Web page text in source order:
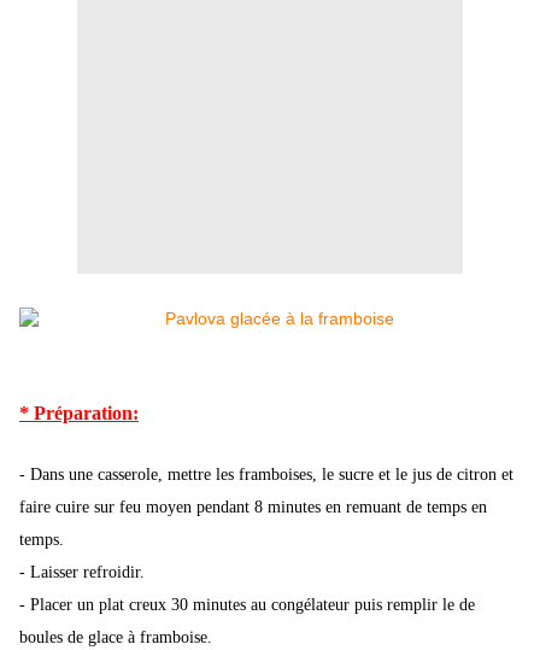
* Préparation:
- Dans une casserole, mettre les framboises, le sucre et le jus de citron et
faire cuire sur feu moyen pendant 8 minutes en remuant de temps en
temps.
- Laisser refroidir.
- Placer un plat creux 30 minutes au congélateur puis remplir le de
boules de glace à framboise.